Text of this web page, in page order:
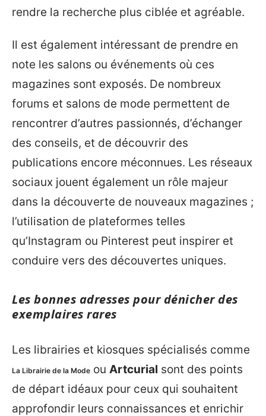
rendre la recherche plus ciblée et agréable.
Il est également intéressant de prendre en
note les salons ou événements où ces
magazines sont exposés. De nombreux
forums et salons de mode permettent de
rencontrer d’autres passionnés, d’échanger
des conseils, et de découvrir des
publications encore méconnues. Les réseaux
sociaux jouent également un rôle majeur
dans la découverte de nouveaux magazines ;
l’utilisation de plateformes telles
qu’Instagram ou Pinterest peut inspirer et
conduire vers des découvertes uniques.
Les bonnes adresses pour dénicher des
exemplaires rares
Les librairies et kiosques spécialisés comme
La Librairie de la Mode ou Artcurial sont des points
de départ idéaux pour ceux qui souhaitent
approfondir leurs connaissances et enrichir